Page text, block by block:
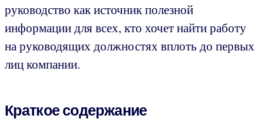
руководство как источник полезной
информации для всех, кто хочет найти работу
на руководящих должностях вплоть до первых
лиц компании.
Краткое содержание